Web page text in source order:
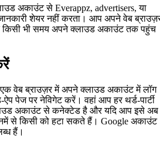
अकाउंट से Everappz, advertisers, या
शेयर नहीं करता। आप अपने वेब
भी समय अपने क्लाउड अकाउंट तक पहुंच
एक वेब ब्राउज़र में अपने क्लाउड अकाउंट में लॉग
पेज पर नेविगेट करें। वहां आप हर थर्ड-पार्टी
अकाउंट से कनेक्टेड है और यदि आप इसे अब
से किसी को हटा सकते हैं। Google अकाउंट
हैं।